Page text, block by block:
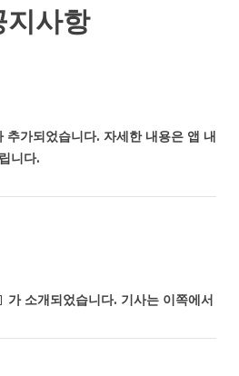
지사항
추가되었습니다. 자세한 내용은 앱 내
니다.
소개되었습니다. 기사는 이쪽에서